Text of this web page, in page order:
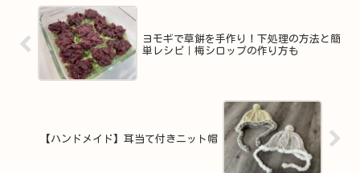
ヨモギで草餅を手作り！下処理の方法と簡
単レシピ｜梅シロップの作り方も
【ハンドメイド】耳当て付きニット帽